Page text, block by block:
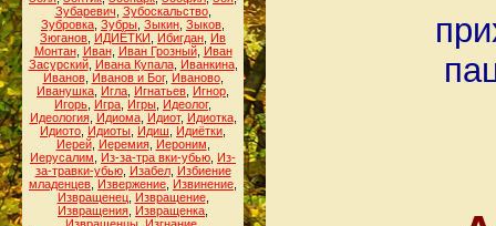
Зубаревич Зубоскальство,
Зубровка Зубры Зыкин Зыков
Зюганов ИДИЁТКИ Ибигдан Ив
Монтан, Иван, Иван Грозный, Иван
Засурский, Ивана Купала, Иванкина,
Иванов, Иванов и Бог, Иваново,
Иванушка Игла Игнатьев Игнор
Игорь Игра Игры Идеолог,
Идеология, Идиома, Идиот, Идиотка,
Идиото Идиоты Идиш Идиётки
Иерей, Иеремия, Иероним
Иерусалим
Из-за-тра вки-убью Из-
за-травки-убью, Изабел, Избиение
младенцев Извержение Извинение
Извращенец, Извращение,
Извращения Извращенка